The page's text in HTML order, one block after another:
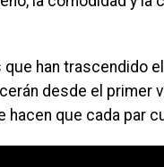
han trascendido
desde el primer
que cada par